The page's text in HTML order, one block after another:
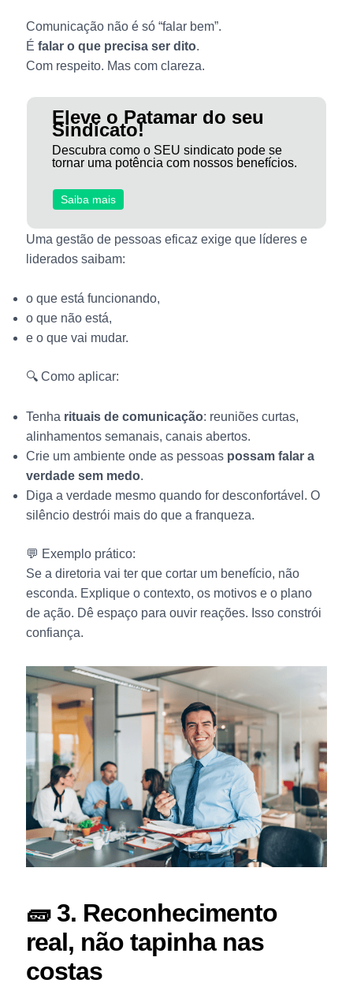
Comunicação não é só “falar bem”.
É falar o que precisa ser dito.
Com respeito. Mas com clareza.
Eleve o Patamar do seu
Sindicato!
Descubra como o SEU sindicato pode se
tornar uma potência com nossos benefícios.
Saiba mais
Uma gestão de pessoas eficaz exige que líderes e
liderados saibam:
o que está funcionando,
o que não está,
e o que vai mudar.
🔍 Como aplicar:
Tenha rituais de comunicação: reuniões curtas,
alinhamentos semanais, canais abertos.
Crie um ambiente onde as pessoas possam falar a
verdade sem medo.
Diga a verdade mesmo quando for desconfortável. O
silêncio destrói mais do que a franqueza.
💬 Exemplo prático:
Se a diretoria vai ter que cortar um benefício, não
esconda. Explique o contexto, os motivos e o plano
de ação. Dê espaço para ouvir reações. Isso constrói
confiança.
🧱 3. Reconhecimento
real, não tapinha nas
costas